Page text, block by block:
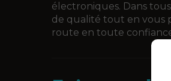
électroniques. Dans
de qualité tout en vous
route en toute